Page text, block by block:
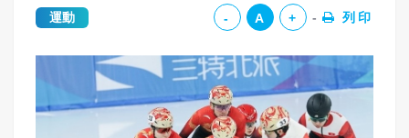
運動 - A + 列印